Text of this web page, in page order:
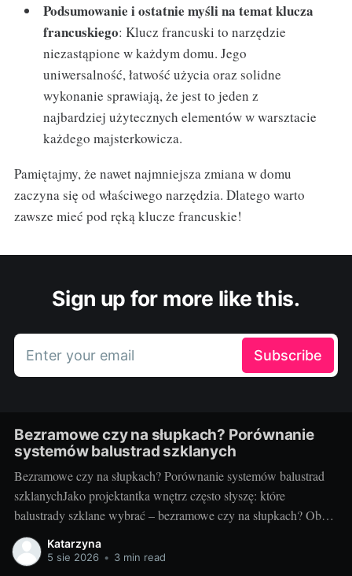
Podsumowanie i ostatnie myśli na temat klucza
francuskiego: Klucz francuski to narzędzie
niezastąpione w każdym domu. Jego
uniwersalność, łatwość użycia oraz solidne
wykonanie sprawiają, że jest to jeden z
najbardziej użytecznych elementów w warsztacie
każdego majsterkowicza.
Pamiętajmy, że nawet najmniejsza zmiana w domu
zaczyna się od właściwego narzędzia. Dlatego warto
zawsze mieć pod ręką klucze francuskie!
Sign up for more like this.
Enter your email Subscribe
Bezramowe czy na słupkach? Porównanie
systemów balustrad szklanych
Bezramowe czy na słupkach? Porównanie systemów balustrad
szklanychJako projektantka wnętrz często słyszę: które
balustrady szklane wybrać – bezramowe czy na słupkach? Oba
systemy potrafią wyglądać zjawiskowo i podnieść wartość
nieruchomości, ale różnią się konstrukcją, montażem i
Katarzyna
5 sie 2026 • 3 min read